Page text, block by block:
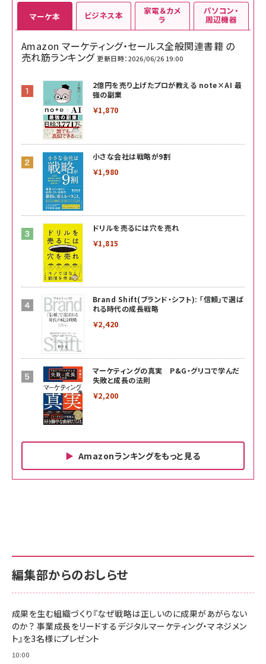
マーケ本
Amazon マーケティング・セールス全般関連書籍 の
売れ筋ランキング 更新日時：2026/06/26 19:00
2億円を売り上げたプロが教える note×AI 最
強の副業
￥1,870
小さな会社は戦略が9割
￥1,980
ドリルを売るには穴を売れ
￥1,815
Brand Shift(ブランド・シフト): 「信頼」で選ば
れる時代の成長戦略
￥2,420
マーケティングの真実 P&G・グリコで学んだ
失敗と成長の法則
￥2,200
Amazonランキングをもっと見る
ビジネス本
￥880
anan(アンアン)2026/06/24号 No.2500増刊
スペシャルエディション[王道エンタメの矜持／
￥1,100
anan(アンアン)2026/07/08号 No.2502[2026
家電＆カメ
ラ
サポート正規品 メーカー保証5年 KLMEA128G
NIMASO ガラスフィルム iPhone 17 用 保護フィ
すい ガイド枠付き いPhone17 (6.3インチ) 対応
2枚セット DSP25F1698
￥1,599
パソコン・
周辺機器
サポート正規品 メーカー保証5年 KLMEA128G
Amazon eギフトカード - Amazonロゴ - クラ
￥5,000
Anker PowerLine III Flow USB-C & USB-C
編集部からのおしらせ
成果を生む組織づくり『なぜ戦略は正しいのに成果があがらない
のか？ 事業成長をリードするデジタルマーケティング・マネジメン
ト』を3名様にプレゼント
10:00